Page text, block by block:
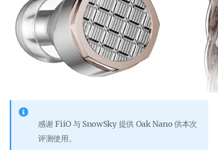
感谢 FiiO 与 SnowSky 提供 Oak Nano 供本次
评测使用。